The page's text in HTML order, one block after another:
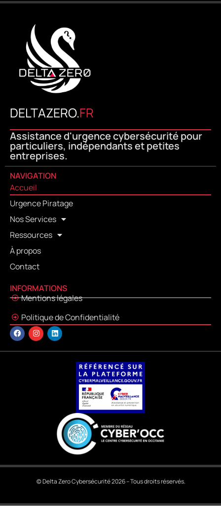
DELTAZERO.FR
Assistance d'urgence cybersécurité pour
particuliers, indépendants et petites
entreprises.
NAVIGATION
Accueil
Urgence Piratage
Nos Services
Ressources
À propos
Contact
INFORMATIONS
Mentions légales
Politique de Confidentialité
© Delta Zero Cybersécurité 2026 – Tous droits réservés.